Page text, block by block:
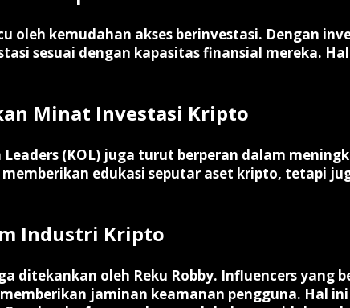
oleh kemudahan akses berinvestasi. Dengan
sesuai dengan kapasitas finansial mereka.
Minat Investasi Kripto
(KOL) juga turut berperan dalam
edukasi seputar aset kripto, tetapi
Industri Kripto
ditekankan oleh Reku Robby. Influencers yang
jaminan keamanan pengguna. Hal